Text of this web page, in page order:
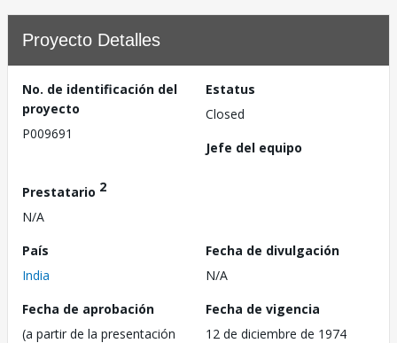
Proyecto Detalles
No. de identificación del
proyecto
P009691
Estatus
Closed
Jefe del equipo
Prestatario 2
N/A
País
India
Fecha de divulgación
N/A
Fecha de aprobación
(a partir de la presentación
Fecha de vigencia
12 de diciembre de 1974